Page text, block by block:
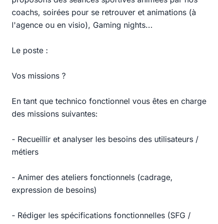
coachs, soirées pour se retrouver et animations (à
l'agence ou en visio), Gaming nights...
Le poste :
Vos missions ?
En tant que technico fonctionnel vous êtes en charge
des missions suivantes:
- Recueillir et analyser les besoins des utilisateurs /
métiers
- Animer des ateliers fonctionnels (cadrage,
expression de besoins)
- Rédiger les spécifications fonctionnelles (SFG /